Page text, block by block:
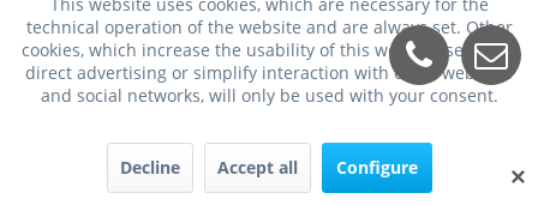
✕
technical operation of the website and are always set. Other
cookies, which increase the usability of this website, serve for
direct advertising or simplify interaction with other websites
and social networks, will only be used with your consent.
Decline Accept all Configure